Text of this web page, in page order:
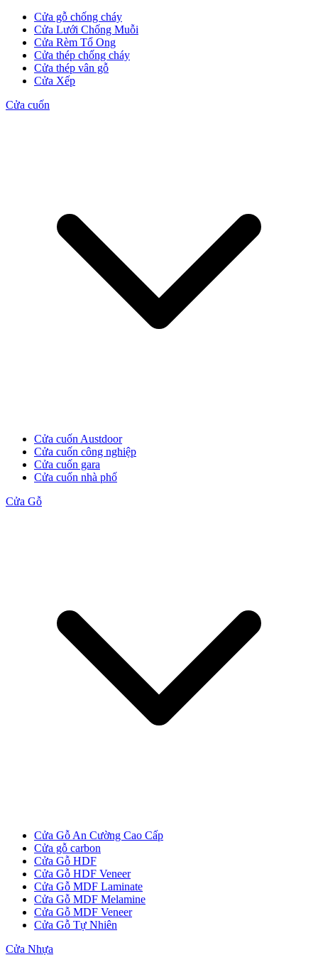
Cửa Gỗ MDF Melamine
Cửa gỗ chống cháy
Cửa Lưới Chống Muỗi
Cửa Rèm Tổ Ong
Cửa thép chống cháy
Cửa thép vân gỗ
Cửa Xếp
Cửa cuốn
Cửa cuốn Austdoor
Cửa cuốn công nghiệp
Cửa cuốn gara
Cửa cuốn nhà phố
Cửa Gỗ
Cửa Gỗ An Cường Cao Cấp
Cửa gỗ carbon
Cửa Gỗ HDF
Cửa Gỗ HDF Veneer
Cửa Gỗ MDF Laminate
Cửa Gỗ MDF Melamine
Cửa Gỗ MDF Veneer
Cửa Gỗ Tự Nhiên
Cửa Nhựa